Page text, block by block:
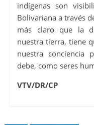
indígenas son
Bolivariana a través
más claro que la
nuestra tierra, tiene
nuestra conciencia
debe, como seres
VTV/DR/CP